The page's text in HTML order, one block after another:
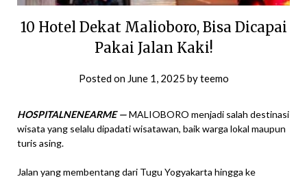
10 Hotel Dekat Malioboro, Bisa Dicapai
Pakai Jalan Kaki!
Posted on June 1, 2025 byteemo
HOSPITALNENEARME —MALIOBORO menjadi salah destinasi
wisata yang selalu dipadati wisatawan, baik warga lokal maupun
turis asing.
Jalan yang membentang dari Tugu Yogyakarta hingga ke